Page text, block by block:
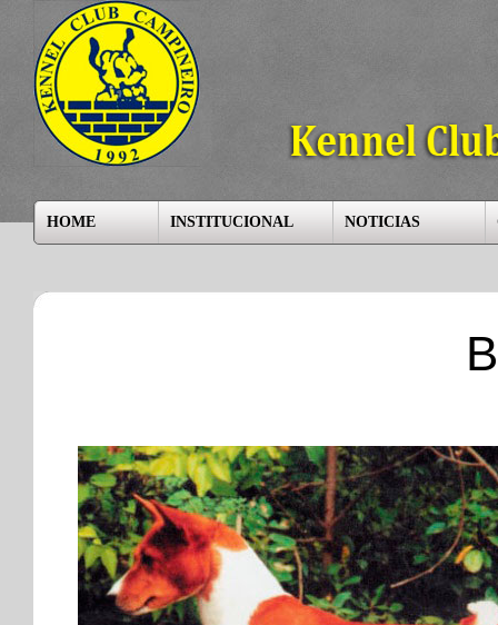
HOME INSTITUCIONAL NOTICIAS